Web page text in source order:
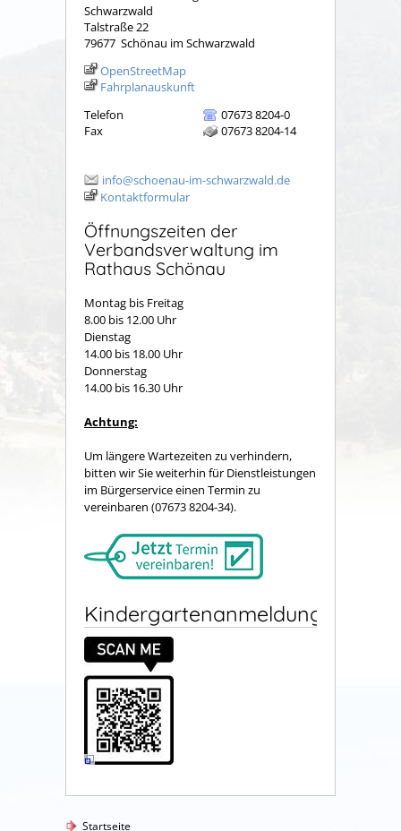
Schwarzwald
Talstraße 22
79677 Schönau im Schwarzwald
OpenStreetMap
Fahrplanauskunft
Telefon
07673 8204-0
Fax
07673 8204-14
info@schoenau-im-schwarzwald.de
Kontaktformular
Öffnungszeiten der
Verbandsverwaltung im
Rathaus Schönau
Montag bis Freitag
8.00 bis 12.00 Uhr
Dienstag
14.00 bis 18.00 Uhr
Donnerstag
14.00 bis 16.30 Uhr
Achtung:
Um längere Wartezeiten zu verhindern,
bitten wir Sie weiterhin für Dienstleistungen
im Bürgerservice einen Termin zu
vereinbaren (07673 8204-34).
Kindergartenanmeldung
Startseite